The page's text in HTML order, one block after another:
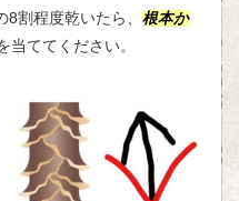
割程度乾いたら、 根本か
当ててください。